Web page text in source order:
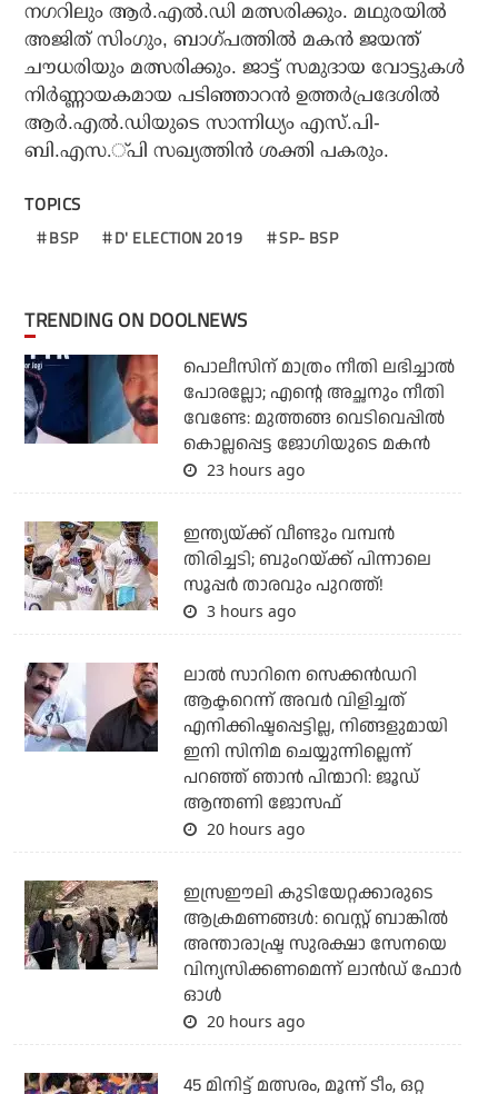
നഗറിലും ആര്‍.എല്‍.ഡി മത്സരിക്കും. മഥുരയില്‍
അജിത് സിംഗും, ബാഗ്പത്തില്‍ മകന്‍ ജയന്ത്
ചൗധരിയും മത്സരിക്കും. ജാട്ട് സമുദായ വോട്ടുകള്‍
നിര്‍ണ്ണായകമായ പടിഞ്ഞാറന്‍ ഉത്തര്‍പ്രദേശില്‍
ആര്‍.എല്‍.ഡിയുടെ സാന്നിധ്യം എസ്.പി-
ബി.എസ.്പി സഖ്യത്തിന്‍ ശക്തി പകരും.
TOPICS
BSP D' ELECTION 2019 SP- BSP
TRENDING ON DOOLNEWS
പൊലീസിന് മാത്രം നീതി ലഭിച്ചാല്‍
പോരല്ലോ; എന്റെ അച്ഛനും നീതി
വേണ്ടേ: മുത്തങ്ങ വെടിവെപ്പില്‍
കൊല്ലപ്പെട്ട ജോഗിയുടെ മകന്‍
23 hours ago
ഇന്ത്യയ്ക്ക് വീണ്ടും വമ്പന്‍
തിരിച്ചടി; ബുംറയ്ക്ക് പിന്നാലെ
സൂപ്പര്‍ താരവും പുറത്ത്!
3 hours ago
ലാല്‍ സാറിനെ സെക്കന്‍ഡറി
ആക്ടറെന്ന് അവര്‍ വിളിച്ചത്
എനിക്കിഷ്ടപ്പെട്ടില്ല, നിങ്ങളുമായി
ഇനി സിനിമ ചെയ്യുന്നില്ലെന്ന്
പറഞ്ഞ് ഞാന്‍ പിന്മാറി: ജൂഡ്
ആന്തണി ജോസഫ്
20 hours ago
ഇസ്രഈലി കുടിയേറ്റക്കാരുടെ
ആക്രമണങ്ങള്‍: വെസ്റ്റ് ബാങ്കില്‍
അന്താരാഷ്ട്ര സുരക്ഷാ സേനയെ
വിന്യസിക്കണമെന്ന് ലാന്‍ഡ് ഫോര്‍
ഓള്‍
20 hours ago
45 മിനിട്ട് മത്സരം, മൂന്ന് ടീം, ഒറ്റ